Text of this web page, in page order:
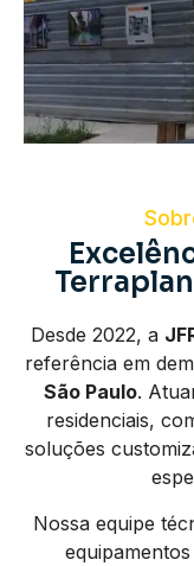
Desde 2022, a
referência em
São Paulo.
residenciais,
soluções
Nossa equipe